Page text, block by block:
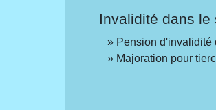
Invalidité dans le
Pension d'invalidité
Majoration pour